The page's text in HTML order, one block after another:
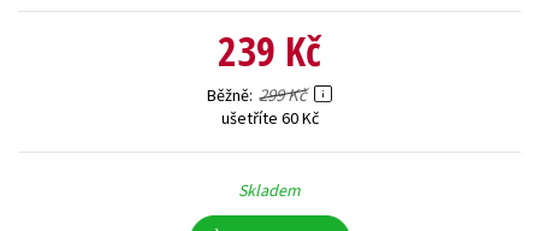
239 Kč
Běžně 299 Kč
ušetříte 60 Kč
Skladem